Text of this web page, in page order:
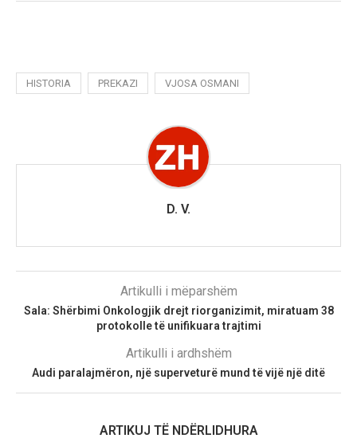
HISTORIA PREKAZI VJOSA OSMANI
D. V.
Artikulli i mëparshëm
Sala: Shërbimi Onkologjik drejt riorganizimit, miratuam 38
protokolle të unifikuara trajtimi
Artikulli i ardhshëm
Audi paralajmëron, një superveturë mund të vijë një ditë
ARTIKUJ TË NDËRLIDHURA